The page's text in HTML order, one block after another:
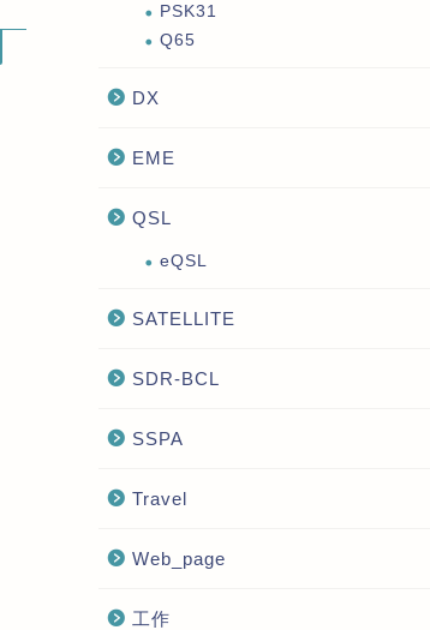
PSK31
Q65
DX
EME
QSL
eQSL
SATELLITE
SDR-BCL
SSPA
Travel
Web_page
工作